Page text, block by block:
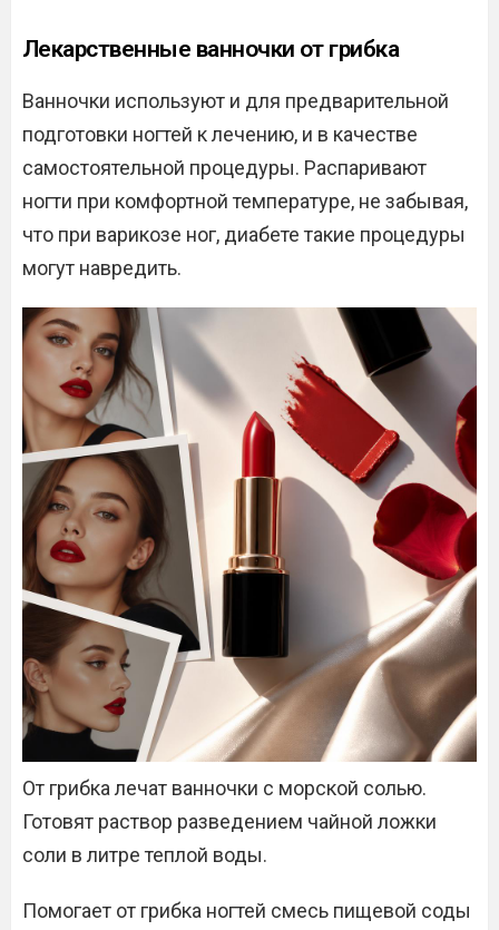
Лекарственные ванночки от грибка
Ванночки используют и для предварительной
подготовки ногтей к лечению, и в качестве
самостоятельной процедуры. Распаривают
ногти при комфортной температуре, не забывая,
что при варикозе ног, диабете такие процедуры
могут навредить.
От грибка лечат ванночки с морской солью.
Готовят раствор разведением чайной ложки
соли в литре теплой воды.
Помогает от грибка ногтей смесь пищевой соды